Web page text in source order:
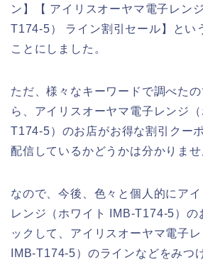
ン】【 アイリスオーヤマ電子レン
T174-5） ライン割引セール】とい
ことにしました。
ただ、様々なキーワードで調べた
ら、アイリスオーヤマ電子レンジ
T174-5）のお店がお得な割引クー
配信しているかどうかは分かりませ
なので、今後、色々と個人的にア
レンジ（ホワイト IMB-T174-5）の
ックして、アイリスオーヤマ電子
IMB-T174-5）のラインなどをみつ